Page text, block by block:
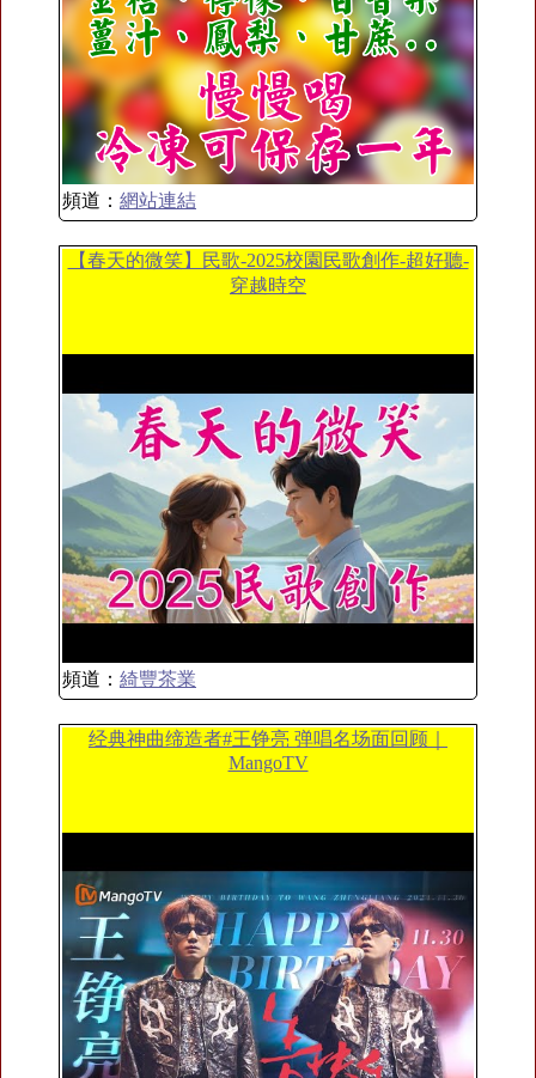
頻道： 網站連結
【春天的微笑】民歌-2025校園民歌創作-超好聽-
穿越時空
頻道： 綺豐茶業
经典神曲缔造者#王铮亮 弹唱名场面回顾｜
MangoTV